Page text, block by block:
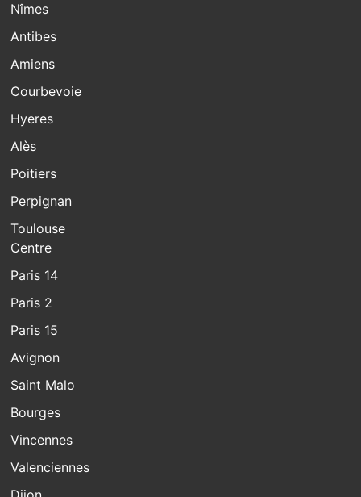
Nîmes
Antibes
Amiens
Courbevoie
Hyeres
Alès
Poitiers
Perpignan
Toulouse
Centre
Paris 14
Paris 2
Paris 15
Avignon
Saint Malo
Bourges
Vincennes
Valenciennes